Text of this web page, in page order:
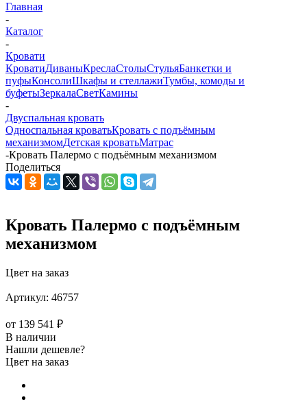
Главная
-
Каталог
-
Кровати
КроватиДиваныКреслаСтолыСтульяБанкетки и
пуфыКонсолиШкафы и стеллажиТумбы, комоды и
буфетыЗеркалаСветКамины
-
Двуспальная кровать
Односпальная кроватьКровать с подъёмным
механизмомДетская кроватьМатрас
-Кровать Палермо с подъёмным механизмом
Поделиться
Кровать Палермо с подъёмным
механизмом
Цвет на заказ
Артикул: 46757
от 139 541 ₽
В наличии
Нашли дешевле?
Цвет на заказ